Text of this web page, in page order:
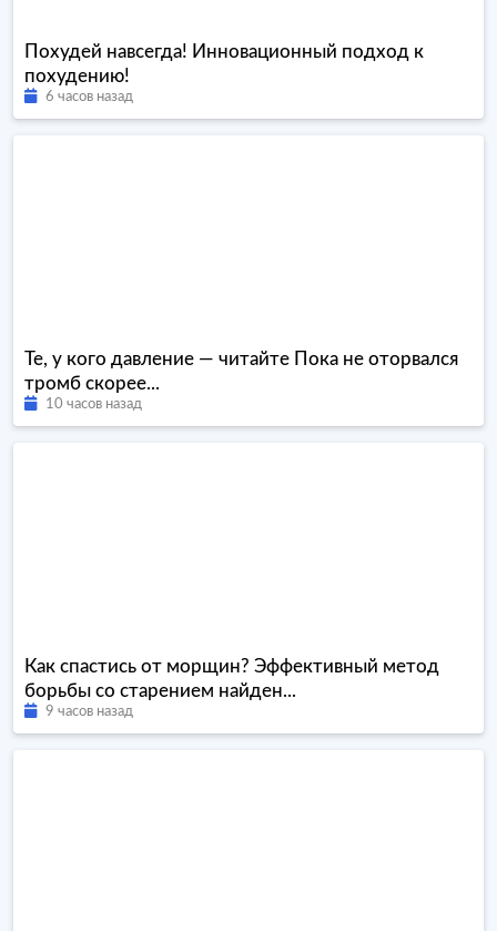
Похудей навсегда! Инновационный подход к
похудению!
6 часов назад
Те, у кого давление — читайте Пока не оторвался
тромб скорее...
10 часов назад
Как спастись от морщин? Эффективный метод
борьбы со старением найден...
9 часов назад